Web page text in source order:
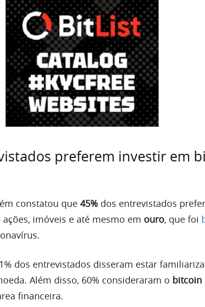
preferem investir em
constatou que 45% dos entrevistados
imóveis e até mesmo em ouro, que foi
dos entrevistados disseram estar
Além disso, 60% consideraram o bitcoin
financeira.